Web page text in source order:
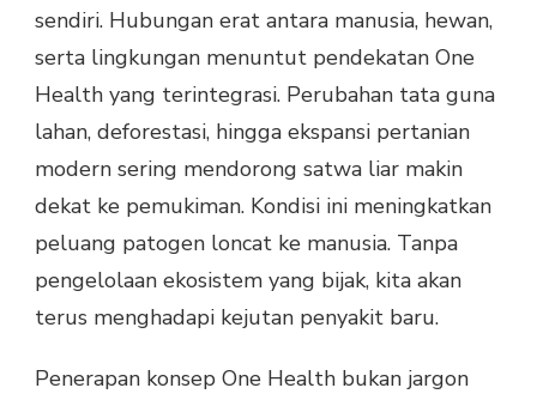
sendiri. Hubungan erat antara manusia, hewan,
serta lingkungan menuntut pendekatan One
Health yang terintegrasi. Perubahan tata guna
lahan, deforestasi, hingga ekspansi pertanian
modern sering mendorong satwa liar makin
dekat ke pemukiman. Kondisi ini meningkatkan
peluang patogen loncat ke manusia. Tanpa
pengelolaan ekosistem yang bijak, kita akan
terus menghadapi kejutan penyakit baru.
Penerapan konsep One Health bukan jargon